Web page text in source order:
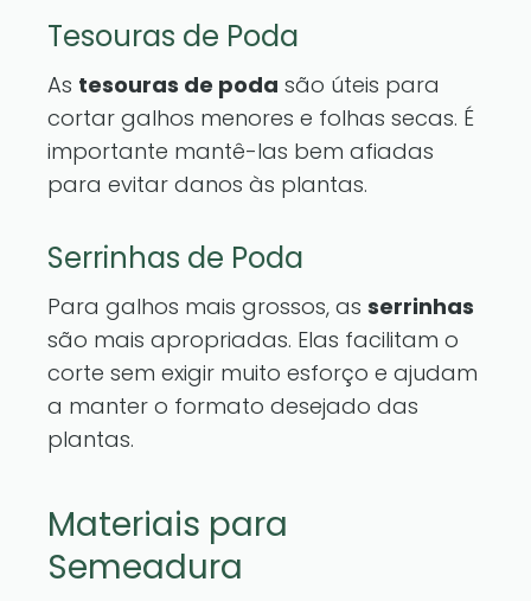
Tesouras de Poda
As tesouras de poda são úteis para
cortar galhos menores e folhas secas. É
importante mantê-las bem afiadas
para evitar danos às plantas.
Serrinhas de Poda
Para galhos mais grossos, as serrinhas
são mais apropriadas. Elas facilitam o
corte sem exigir muito esforço e ajudam
a manter o formato desejado das
plantas.
Materiais para
Semeadura